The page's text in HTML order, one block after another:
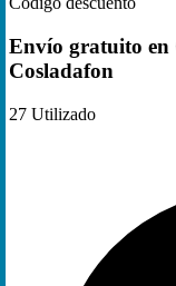
Envío gratuito en
Cosladafon
27 Utilizado